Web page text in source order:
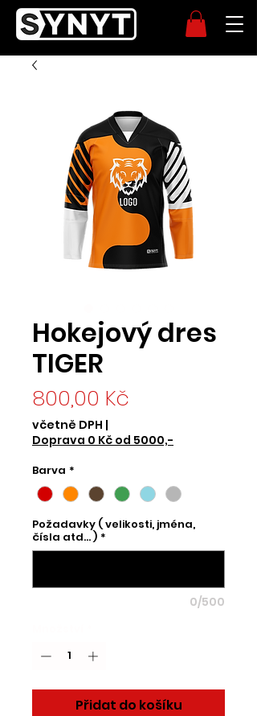
Hokejový dres
TIGER
800,00 Kč
včetně DPH |
Doprava 0 Kč od 5000,-
Barva *
Požadavky ( velikosti, jména,
čísla atd... ) *
0/500
Přidat do košíku